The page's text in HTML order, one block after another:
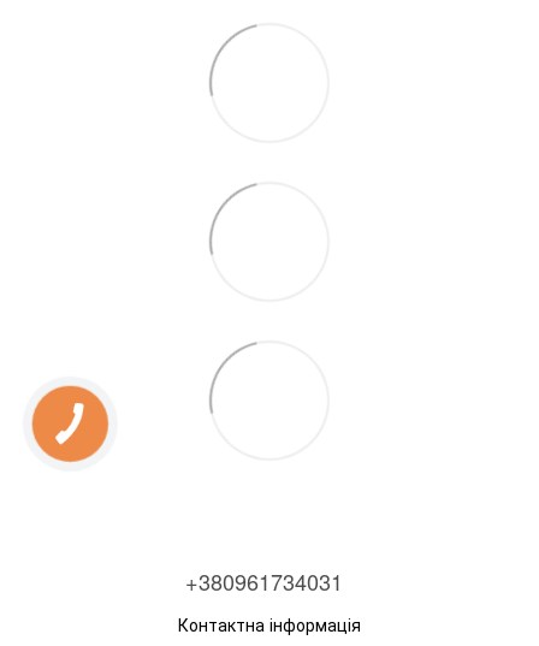
+380961734031
Контактна інформація